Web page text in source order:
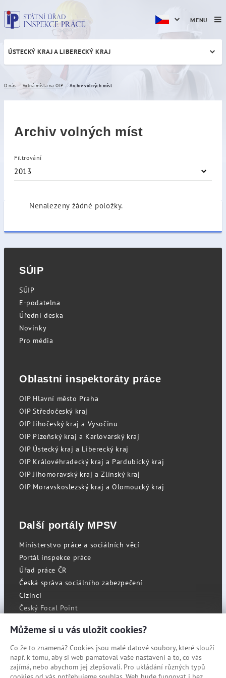
Archiv volných míst
ÚSTECKÝ KRAJ A LIBERECKÝ KRAJ
O nás Volná místa na OIP Archiv volných míst
Archiv volných míst
Filtrování
2013
Nenalezeny žádné položky.
MENU
SÚIP
SÚIP
E-podatelna
Úřední deska
Novinky
Pro média
Oblastní inspektoráty práce
OIP Hlavní město Praha
OIP Středočeský kraj
OIP Jihočeský kraj a Vysočinu
OIP Plzeňský kraj a Karlovarský kraj
OIP Ústecký kraj a Liberecký kraj
OIP Královéhradecký kraj a Pardubický kraj
OIP Jihomoravský kraj a Zlínský kraj
OIP Moravskoslezský kraj a Olomoucký kraj
Další portály MPSV
Ministerstvo práce a sociálních věcí
Portál inspekce práce
Úřad práce ČR
Česká správa sociálního zabezpečení
Cizinci
Český Focal Point
RSS
Cookies
Můžeme si u vás uložit cookies?
Co že to znamená? Cookies jsou malé datové soubory, které slouží
např. k tomu, aby si web pamatoval vaše nastavení a to, co vás
zajímá, nebo abychom jej zlepšovali. Pro ukládání různých typů